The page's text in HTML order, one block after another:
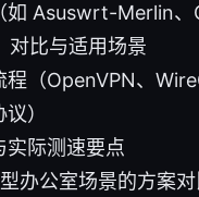
如 Asuswrt-Merlin、
对比与适用场景
（OpenVPN、
）
实际测速要点
办公室场景的方案对